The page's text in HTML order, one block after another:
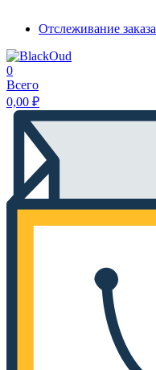
Отслеживание заказа
0
Всего
0,00 ₽